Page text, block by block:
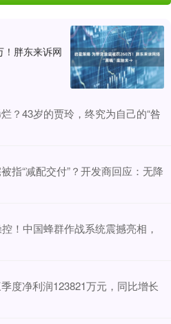
！胖东来诉网
？43岁的贾玲，终究为自己的“咎
指“减配交付”？开发商回应：无降
！中国蜂群作战系统震撼亮相，
度净利润123821万元，同比增长